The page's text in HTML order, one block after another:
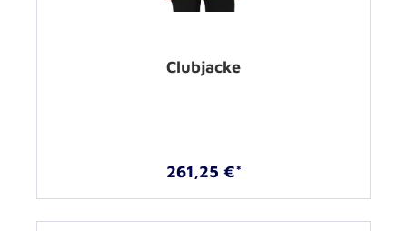
Clubjacke
261,25 €*